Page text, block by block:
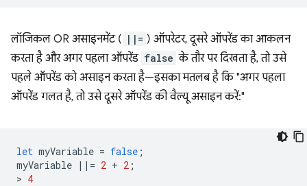
लॉजिकल OR असाइनमेंट ( ||= ) ऑपरेटर, दूसरे ऑपरेंड का आकलन
करता है और अगर पहला ऑपरेंड false के तौर पर दिखता है, तो उसे
पहले ऑपरेंड को असाइन करता है—इसका मतलब है कि "अगर पहला
ऑपरेंड गलत है, तो उसे दूसरे ऑपरेंड की वैल्यू असाइन करें:"
let myVariable = false ;
myVariable ||= 2 + 2 ;
> 4